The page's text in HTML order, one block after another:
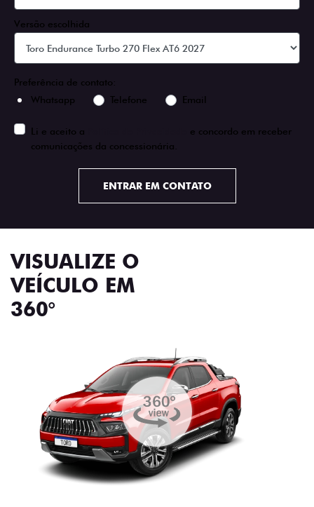
Versão escolhida
Preferência de contato:
Whatsapp
Telefone Email
Li e aceito a
e concordo em receber
comunicações da concessionária.
ENTRAR EM CONTATO
VISUALIZE O
VEÍCULO EM
360°